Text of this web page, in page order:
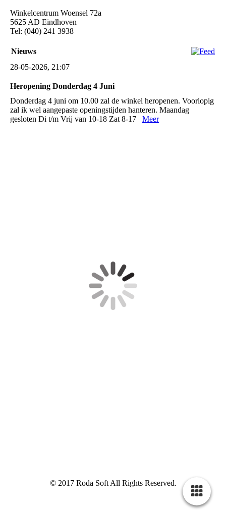
Winkelcentrum Woensel 72a
5625 AD Eindhoven
Tel: (040) 241 3938
Nieuws
28-05-2026, 21:07
Heropening Donderdag 4 Juni
Donderdag 4 juni om 10.00 zal de winkel heropenen. Voorlopig
zal ik wel aangepaste openingstijden hanteren. Maandag
gesloten Di t/m Vrij van 10-18 Zat 8-17 Meer
© 2017Roda Soft All Rights Reserved.